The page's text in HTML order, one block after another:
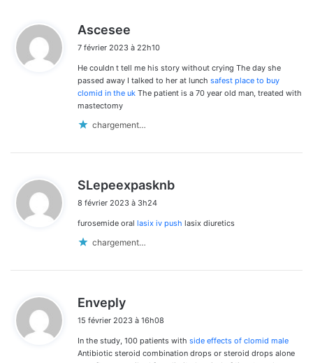
Ascesee
t
:
7 février 2023 à 22h10
He couldn t tell me his story without crying The day she
passed away I talked to her at lunch safest place to buy
clomid in the uk The patient is a 70 year old man, treated with
mastectomy
chargement…
SLepeexpasknb
8 février 2023 à 3h24
furosemide oral lasix iv push lasix diuretics
chargement…
Enveply
t
:
15 février 2023 à 16h08
In the study, 100 patients with side effects of clomid male
Antibiotic steroid combination drops or steroid drops alone